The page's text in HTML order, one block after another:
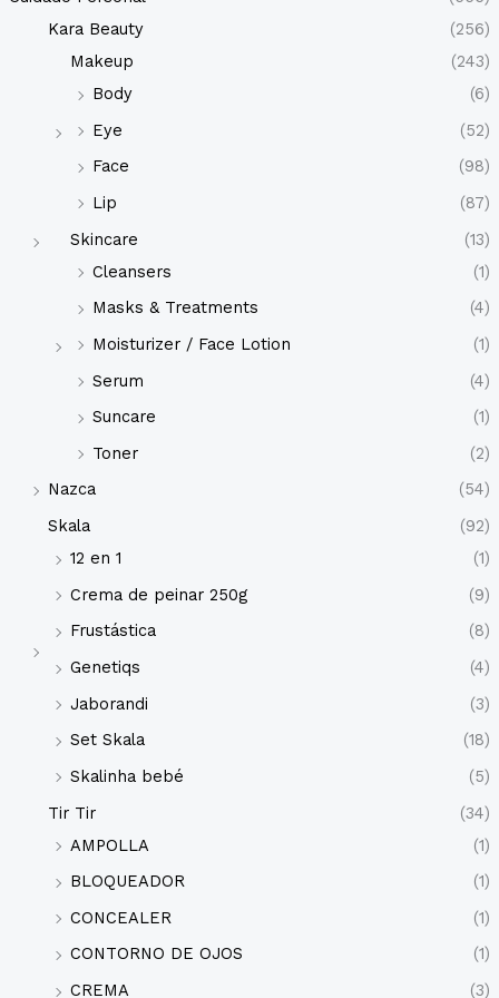
Kara Beauty
(256)
Makeup
(243)
Body
(6)
Eye
(52)
Face
(98)
Lip
(87)
Skincare
(13)
Cleansers
(1)
Masks & Treatments
(4)
Moisturizer / Face Lotion
(1)
Serum
(4)
Suncare
(1)
Toner
(2)
Nazca
(54)
Skala
(92)
12 en 1
(1)
Crema de peinar 250g
(9)
Frustástica
(8)
Genetiqs
(4)
Jaborandi
(3)
Set Skala
(18)
Skalinha bebé
(5)
Tir Tir
(34)
AMPOLLA
(1)
BLOQUEADOR
(1)
CONCEALER
(1)
CONTORNO DE OJOS
(1)
CREMA
(3)